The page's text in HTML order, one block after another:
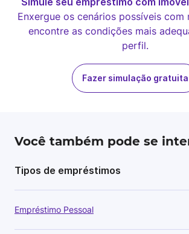
Enxergue os cenários possíveis com
encontre as condições mais
perfil.
Fazer simulação gratuita
Você também pode se
Tipos de empréstimos
Empréstimo Pessoal